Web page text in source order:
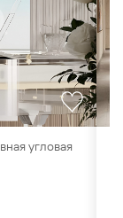
угловая